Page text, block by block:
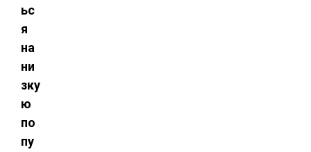
ьс
я
на
ни
зку
ю
по
пу